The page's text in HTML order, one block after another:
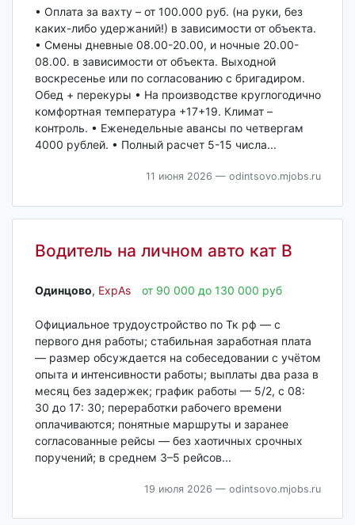
• Оплата за вахту – от 100.000 руб. (на руки, без
каких-либо удержаний!) в зависимости от объекта.
• Смены дневные 08.00-20.00, и ночные 20.00-
08.00. в зависимости от объекта. Выходной
воскресенье или по согласованию с бригадиром.
Обед + перекуры • На производстве круглогодично
комфортная температура +17+19. Климат –
контроль. • Еженедельные авансы по четвергам
4000 рублей. • Полный расчет 5-15 числа...
11 июня 2026 — odintsovo.mjobs.ru
Водитель на личном авто кат В
Одинцово‎, ExpAs от 90 000 до 130 000 руб
Официальное трудоустройство по Тк рф — с
первого дня работы; стабильная заработная плата
— размер обсуждается на собеседовании с учётом
опыта и интенсивности работы; выплаты два раза в
месяц без задержек; график работы — 5/2, с 08:
30 до 17: 30; переработки рабочего времени
оплачиваются; понятные маршруты и заранее
согласованные рейсы — без хаотичных срочных
поручений; в среднем 3–5 рейсов...
19 июля 2026 — odintsovo.mjobs.ru